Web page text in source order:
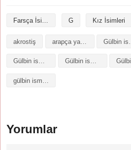
Farsça İsimler G Kız İsimleri
akrostiş arapça yazılışı
Gülbin isminin baş harfleriyle şiir Gülbin isminin kökeni
Yorumlar